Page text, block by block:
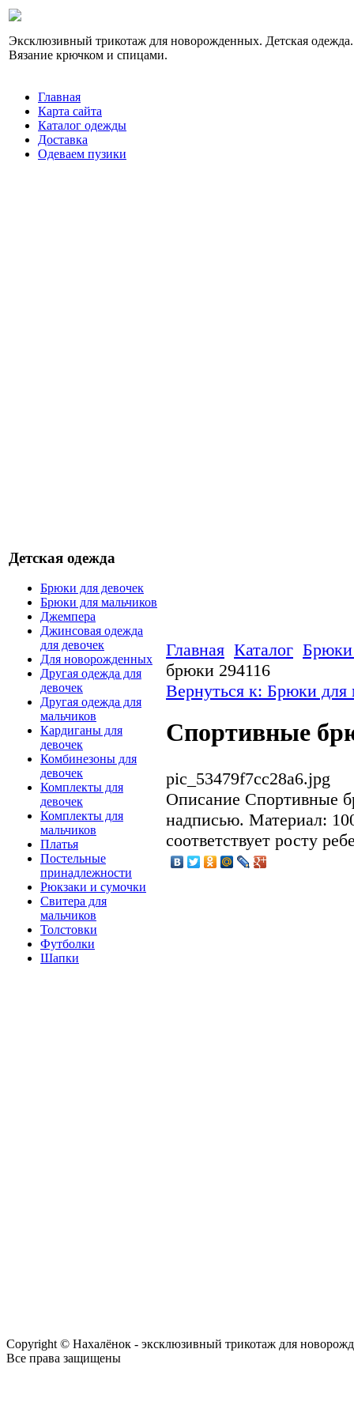
Эксклюзивный трикотаж для новорожденных. Детская одежда.
Вязание крючком и спицами.
Главная
Карта сайта
Каталог одежды
Доставка
Одеваем пузики
Детская одежда
Брюки для девочек
Брюки для мальчиков
Джемпера
Джинсовая одежда
для девочек
Для новорожденных
Другая одежда для
девочек
Другая одежда для
мальчиков
Кардиганы для
девочек
Комбинезоны для
девочек
Комплекты для
девочек
Комплекты для
мальчиков
Платья
Постельные
принадлежности
Рюкзаки и сумочки
Свитера для
мальчиков
Толстовки
Футболки
Шапки
Главная Каталог Брюки
брюки 294116
Вернуться к: Брюки для
Спортивные
pic_53479f7cc28a6.jpg
Описание Спортивные
надписью. Материал:
соответствует росту
Copyright © Нахалёнок - эксклюзивный трикотаж для
Все права защищены